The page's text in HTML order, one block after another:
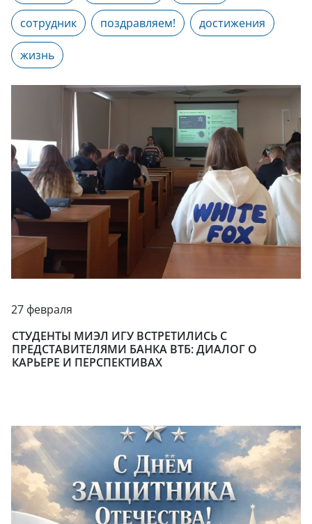
сотрудник поздравляем! достижения
жизнь
27 февраля
СТУДЕНТЫ МИЭЛ ИГУ ВСТРЕТИЛИСЬ С
ПРЕДСТАВИТЕЛЯМИ БАНКА ВТБ: ДИАЛОГ О
КАРЬЕРЕ И ПЕРСПЕКТИВАХ